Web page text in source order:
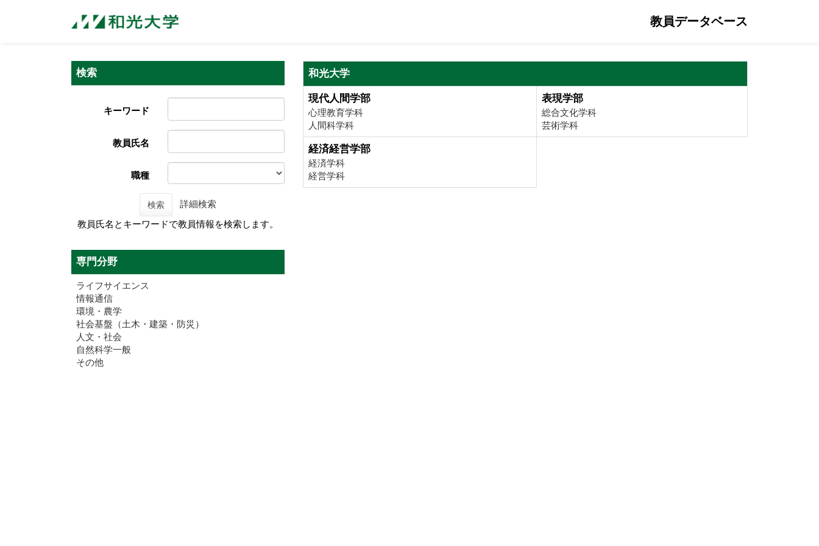
教員データベース
検索
キーワード
教員氏名
職種
検索
詳細検索
教員氏名とキーワードで教員情報を検索します。
専門分野
ライフサイエンス
情報通信
環境・農学
社会基盤（土木・建築・防災）
人文・社会
自然科学一般
その他
和光大学
現代人間学部
心理教育学科
人間科学科
表現学部
総合文化学科
芸術学科
経済経営学部
経済学科
経営学科